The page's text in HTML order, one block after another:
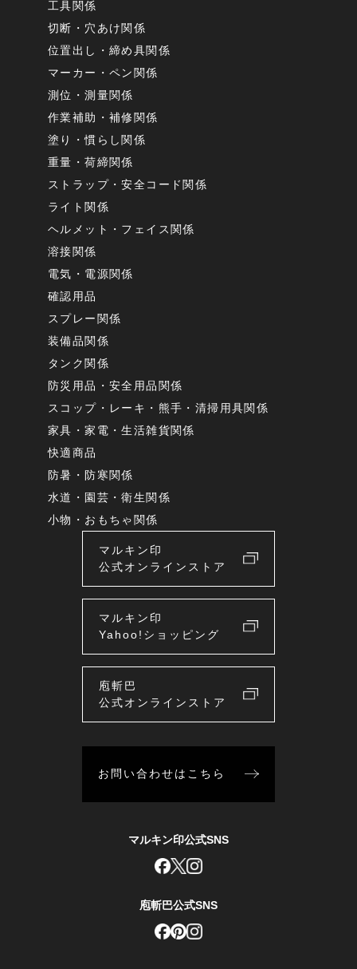
工具関係
切断・穴あけ関係
位置出し・締め具関係
マーカー・ペン関係
測位・測量関係
作業補助・補修関係
塗り・慣らし関係
重量・荷締関係
ストラップ・安全コード関係
ライト関係
ヘルメット・フェイス関係
溶接関係
電気・電源関係
確認用品
スプレー関係
装備品関係
タンク関係
防災用品・安全用品関係
スコップ・レーキ・熊手・清掃用具関係
家具・家電・生活雑貨関係
快適商品
防暑・防寒関係
水道・園芸・衛生関係
小物・おもちゃ関係
マルキン印
公式オンラインストア
マルキン印
Yahoo!ショッピング
庖斬巴
公式オンラインストア
お問い合わせはこちら
マルキン印公式SNS
庖斬巴公式SNS